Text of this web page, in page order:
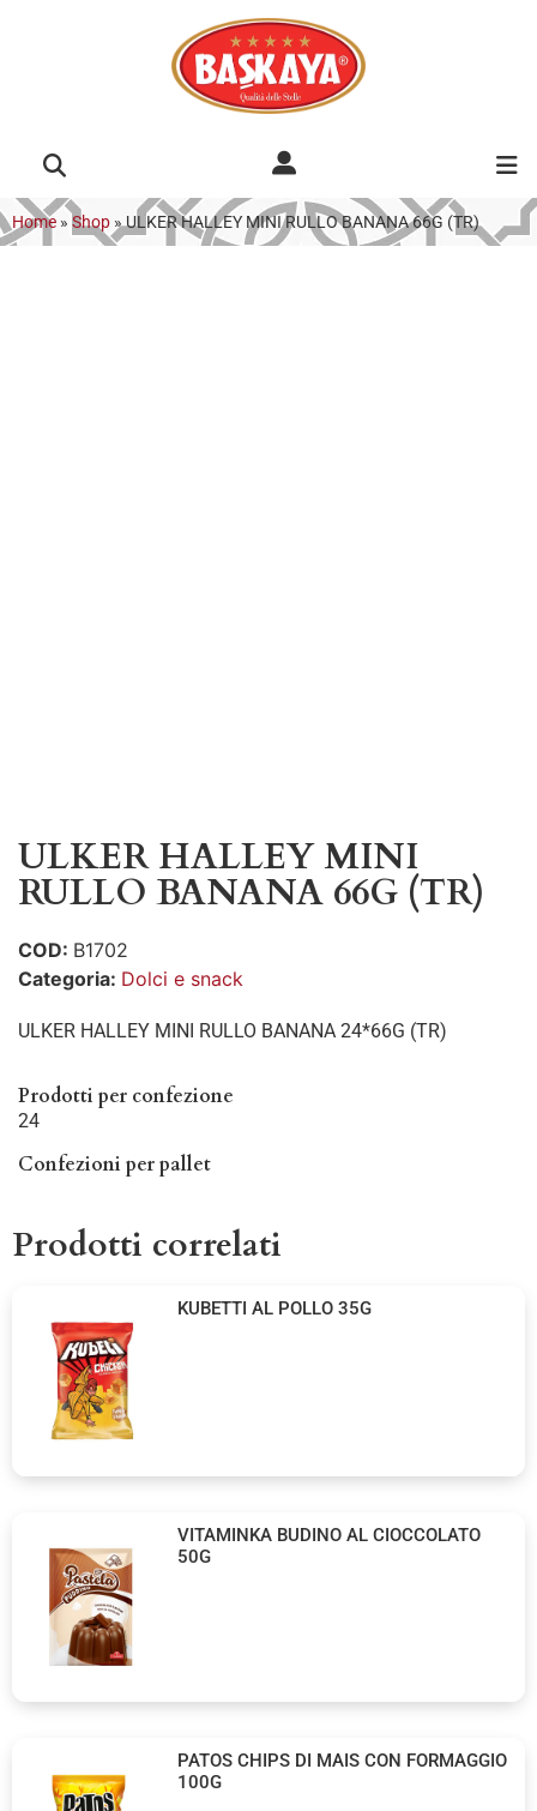
Home » Shop »ULKER HALLEY MINI RULLO BANANA 66G (TR)
ULKER HALLEY MINI
RULLO BANANA 66G (TR)
COD: B1702
Categoria: Dolci e snack
ULKER HALLEY MINI RULLO BANANA 24*66G (TR)
Prodotti per confezione
24
Confezioni per pallet
Prodotti correlati
KUBETTI AL POLLO 35G
VITAMINKA BUDINO AL CIOCCOLATO
50G
PATOS CHIPS DI MAIS CON FORMAGGIO
100G